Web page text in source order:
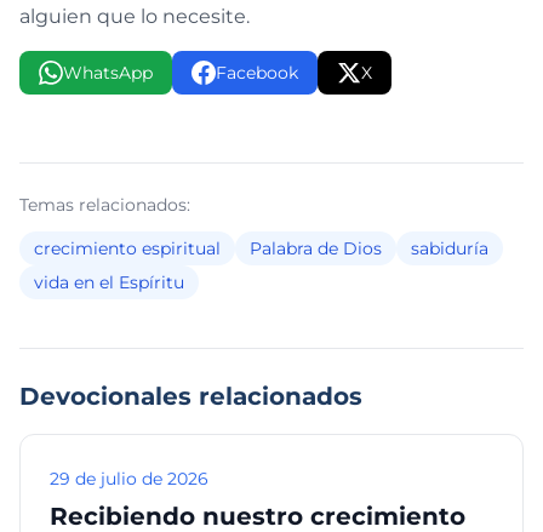
alguien que lo necesite.
WhatsApp Facebook X
Temas relacionados:
crecimiento espiritual
Palabra de Dios
sabiduría
vida en el Espíritu
Devocionales relacionados
29 de julio de 2026
Recibiendo nuestro crecimiento